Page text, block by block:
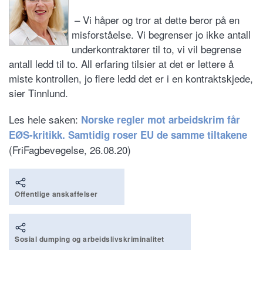
– Vi håper og tror at dette beror på en
misforståelse. Vi begrenser jo ikke antall
underkontraktører til to, vi vil begrense
antall ledd til to. All erfaring tilsier at det er lettere å
miste kontrollen, jo flere ledd det er i en kontraktskjede,
sier Tinnlund.
Les hele saken: Norske regler mot arbeidskrim får
EØS-kritikk. Samtidig roser EU de samme tiltakene
(FriFagbevegelse, 26.08.20)
Offentlige anskaffelser
Sosial dumping og arbeidslivskriminalitet